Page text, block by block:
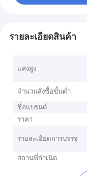
รายละเอียดสินค้า
แสงสูง
จำนวนสั่งซื้อขั้นต่ำ
ชื่อแบรนด์
ราคา
รายละเอียดการบรรจุ
สถานที่กำเนิด